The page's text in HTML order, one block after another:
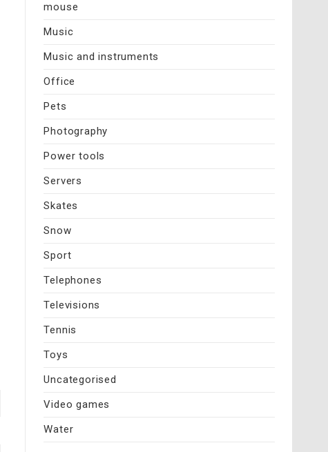
mouse
Music
Music and instruments
Office
Pets
Photography
Power tools
Servers
Skates
Snow
Sport
Telephones
Televisions
Tennis
Toys
Uncategorised
Video games
Water